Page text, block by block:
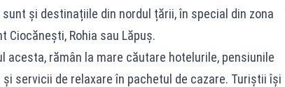
și destinațiile din nordul țării, în special din zona
Ciocănești, Rohia sau Lăpuș.
acesta, rămân la mare căutare hotelurile, pensiunile
servicii de relaxare în pachetul de cazare. Turiștii își